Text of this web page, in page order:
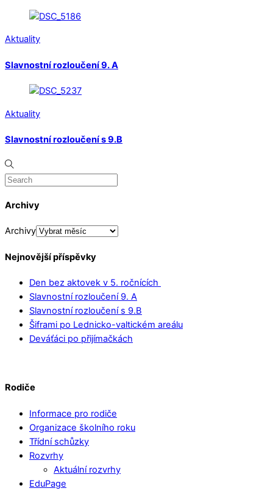
Aktuality
Slavnostní rozloučení 9. A
Aktuality
Slavnostní rozloučení s 9.B
Archivy
Archivy
Nejnovější příspěvky
Den bez aktovek v 5. ročnících
Slavnostní rozloučení 9. A
Slavnostní rozloučení s 9.B
Šiframi po Lednicko-valtickém areálu
Deváťáci po přijímačkách
Rodiče
Informace pro rodiče
Organizace školního roku
Třídní schůzky
Rozvrhy
Aktuální rozvrhy
EduPage